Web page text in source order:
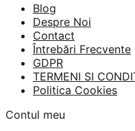
Blog
Despre Noi
Contact
Întrebări Frecvente
GDPR
TERMENI SI
Politica Cookies
Contul meu